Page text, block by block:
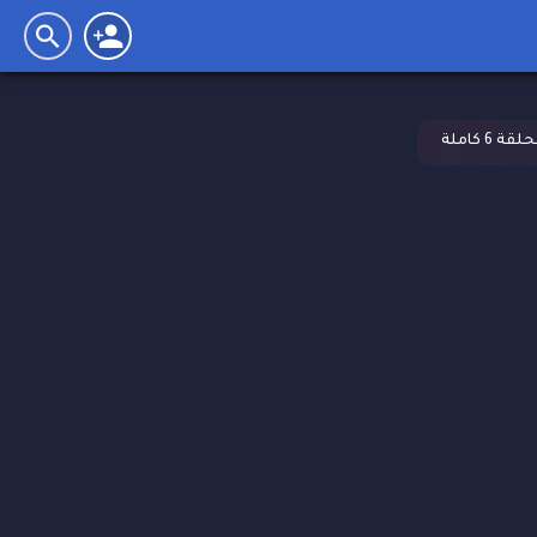
كاملة